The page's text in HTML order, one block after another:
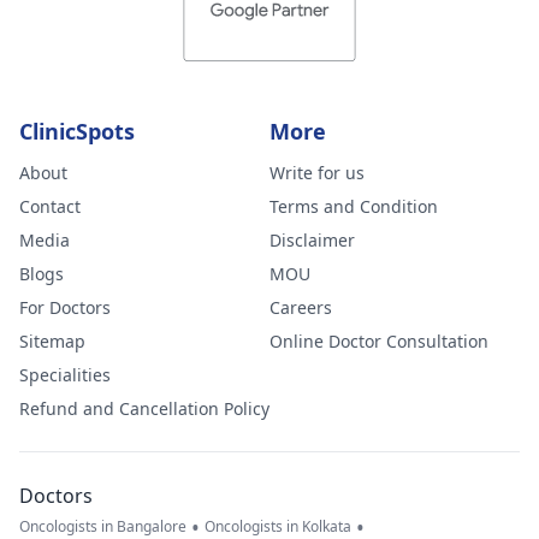
ClinicSpots
About
Contact
Media
Blogs
For Doctors
Sitemap
Specialities
Refund and Cancellation Policy
More
Write for us
Terms and Condition
Disclaimer
MOU
Careers
Online Doctor Consultation
Doctors
Oncologists in Bangalore • Oncologists in Kolkata •